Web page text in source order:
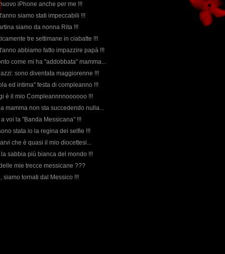
iPhone anche per me !!!
siamo stati impeccabili !!!
siamo da nonna Rita !!!
tre settimane in ciabatte !!!
abbiamo fatto impazzire papà !!!
come mi ha "addobbata" mamma...
sono diventata maggiorenne !!!
ed intima" festa di compleanno !!!
è il mio Compleannnnoooooo !!!
mamma non sta succedendo nulla...
voi la "Banda Messicana" !!!
stata io la regina dei selfie !!!
che è quasi il mio diocettesi...
sabbia più bianca del mondo !!!
mie trecce messicane ???
siamo tornati dal Messico !!!